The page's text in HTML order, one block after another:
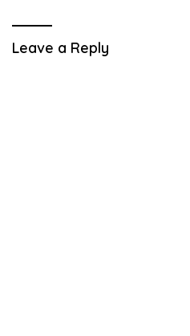
Leave a Reply